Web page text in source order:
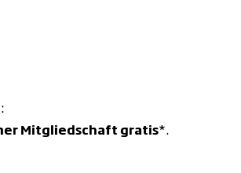
Mitgliedschaft gratis*.